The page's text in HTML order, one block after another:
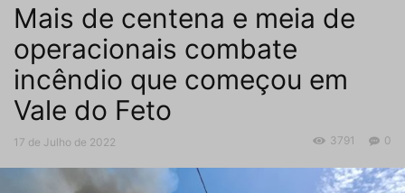
Mais de centena e meia de
operacionais combate
incêndio que começou em
Vale do Feto
17 de Julho de 2022 0
3791